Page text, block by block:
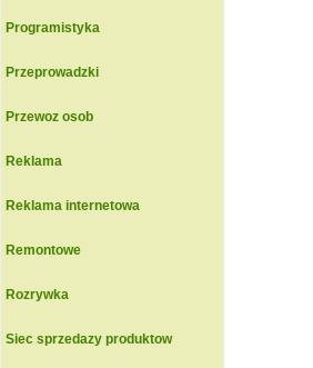
Programistyka
Przeprowadzki
Przewoz osob
Reklama
Reklama internetowa
Remontowe
Rozrywka
Siec sprzedazy produktow